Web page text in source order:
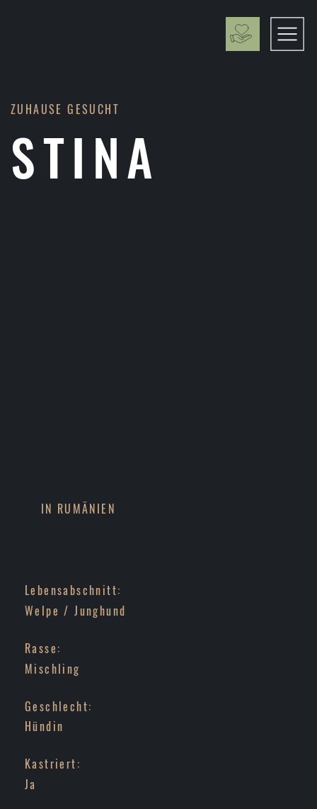
ZUHAUSE GESUCHT
STINA
IN RUMÄNIEN
Lebensabschnitt:
Welpe / Junghund
Rasse:
Mischling
Geschlecht:
Hündin
Kastriert:
Ja